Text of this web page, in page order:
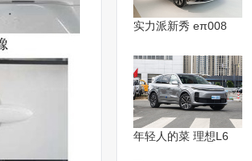
实力派新秀 eπ008
年轻人的菜 理想L6